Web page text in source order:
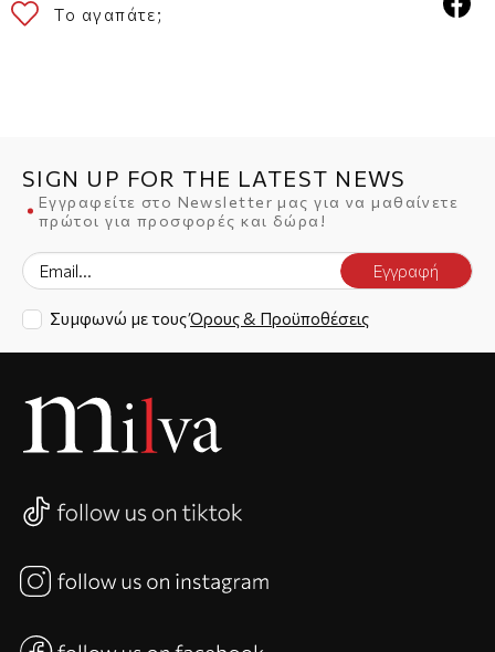
Το αγαπάτε;
SIGN UP FOR THE LATEST NEWS
Εγγραφείτε στο Newsletter μας για να μαθαίνετε
πρώτοι για προσφορές και δώρα!
Εγγραφή
Συμφωνώ με τουςΌρους & Προϋποθέσεις